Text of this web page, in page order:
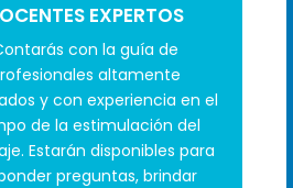
EXPERTOS
con la guía de
altamente
y con experiencia en el
de la estimulación del
Estarán disponibles para
preguntas, brindar